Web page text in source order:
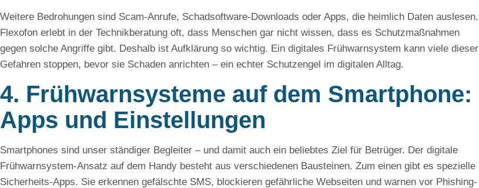
Weitere Bedrohungen sind Scam-Anrufe, Schadsoftware-Downloads oder Apps, die heimlich Daten auslesen.
Flexofon erlebt in der Technikberatung oft, dass Menschen gar nicht wissen, dass es Schutzmaßnahmen
gegen solche Angriffe gibt. Deshalb ist Aufklärung so wichtig. Ein digitales Frühwarnsystem kann viele dieser
Gefahren stoppen, bevor sie Schaden anrichten – ein echter Schutzengel im digitalen Alltag.
4. Frühwarnsysteme auf dem Smartphone:
Apps und Einstellungen
Smartphones sind unser ständiger Begleiter – und damit auch ein beliebtes Ziel für Betrüger. Der digitale
Frühwarnsystem-Ansatz auf dem Handy besteht aus verschiedenen Bausteinen. Zum einen gibt es spezielle
Sicherheits-Apps. Sie erkennen gefälschte SMS, blockieren gefährliche Webseiten und warnen vor Phishing-